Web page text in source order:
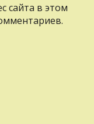
сайта в этом